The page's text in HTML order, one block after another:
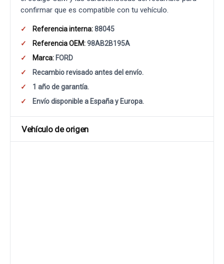
confirmar que es compatible con tu vehículo.
Referencia interna:88045
Referencia OEM:98AB2B195A
Marca: FORD
Recambio revisado antes del envío.
1 año de garantía.
Envío disponible a España y Europa.
Vehículo de origen